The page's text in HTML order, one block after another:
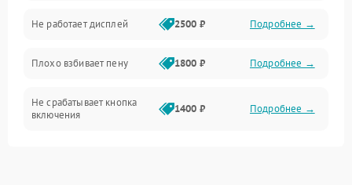
Управление и электроника
Программное обеспечение
Не работает дисплей 2500 ₽ Подробнее →
Плохо взбивает пену 1800 ₽ Подробнее →
Не срабатывает кнопка
включения
1400 ₽ Подробнее →